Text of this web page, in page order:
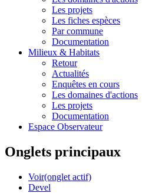
Les projets
Les fiches espèces
Par commune
Documentation
Milieux & Habitats
Retour
Actualités
Enquêtes en cours
Les domaines d'actions
Les projets
Documentation
Espace Observateur
Onglets principaux
Voir(onglet actif)
Devel